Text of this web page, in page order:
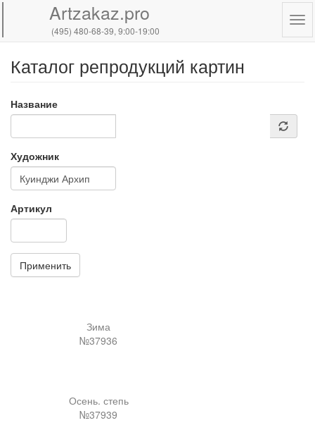
Перейти
содержанию
Artzakaz.pro
(495) 480-68-39, 9:00-19:00
Каталог репродукций картин
Название
Художник
Артикул
Применить
Зима
№37936
Осень. степь
№37939